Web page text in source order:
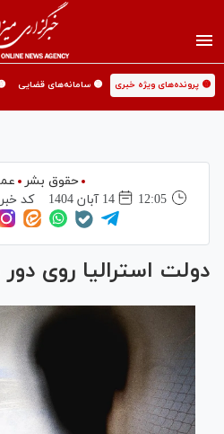
🟡 پرونده‌های ویژه خبری 🟡 سامانه‌های قضایی
حقوق بشر
12:05
14 آبان 1404 کد
دولت استرالیا روی